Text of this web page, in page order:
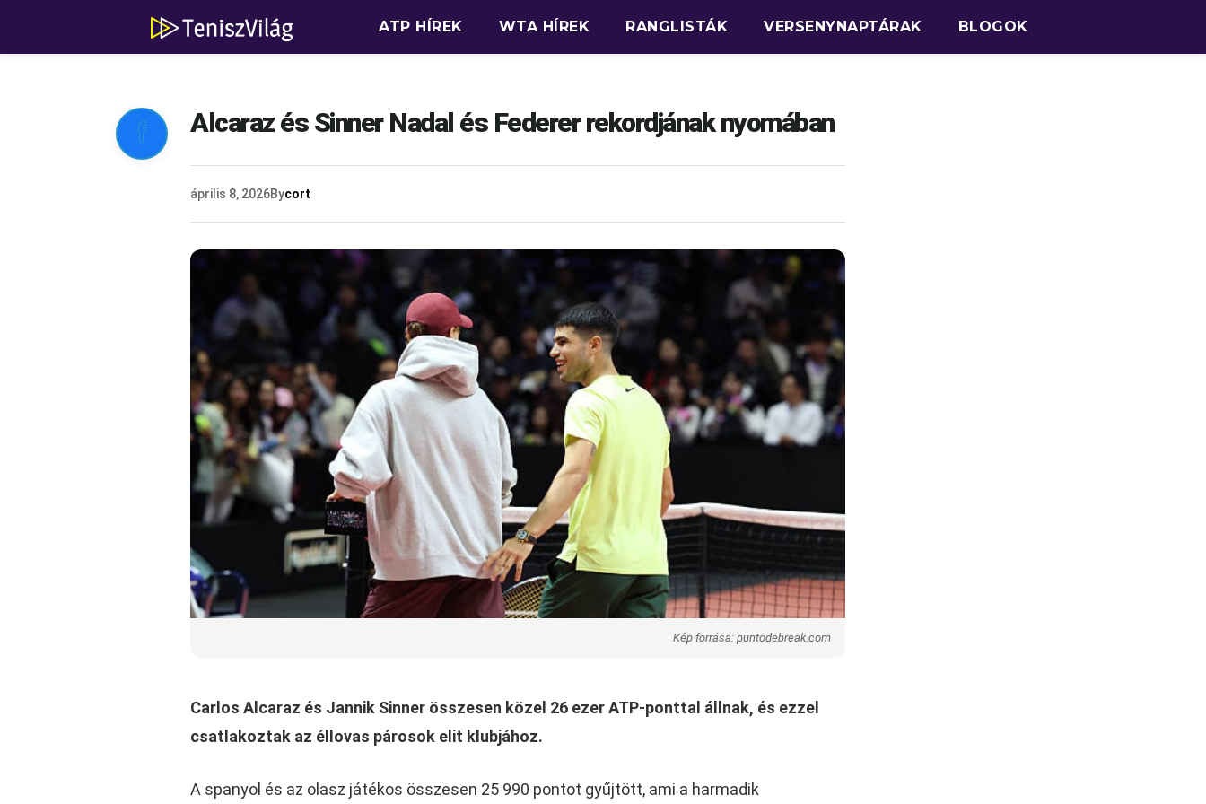
ATP HÍREK WTA HÍREK RANGLISTÁK VERSENYNAPTÁRAK BLOGOK
 Alcaraz és Sinner Nadal és Federer rekordjának nyomában
április 8, 2026Bycort
Kép forrása: puntodebreak.com
Carlos Alcaraz és Jannik Sinner összesen közel 26 ezer ATP-ponttal állnak, és ezzel
csatlakoztak az éllovas párosok elit klubjához.
A spanyol és az olasz játékos összesen 25 990 pontot gyűjtött, ami a harmadik